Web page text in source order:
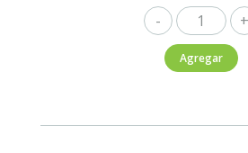
Tavernello
Rosso
1000ml
Agregar